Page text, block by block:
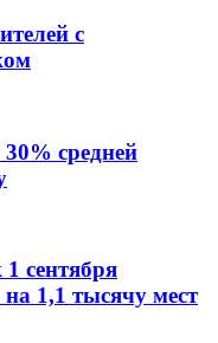
с
средней
сентября
1,1 тысячу мест